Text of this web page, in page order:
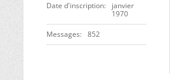
Date d'inscription
janvier
1970
Messages 852